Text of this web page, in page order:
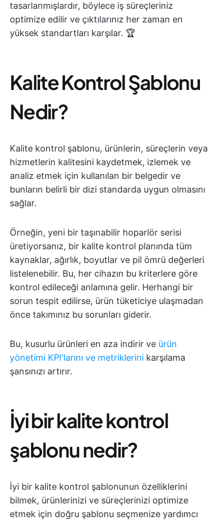
tasarlanmışlardır, böylece iş süreçleriniz
optimize edilir ve çıktılarınız her zaman en
yüksek standartları karşılar. 🏆
Kalite Kontrol Şablonu
Nedir?
Kalite kontrol şablonu, ürünlerin, süreçlerin veya
hizmetlerin kalitesini kaydetmek, izlemek ve
analiz etmek için kullanılan bir belgedir ve
bunların belirli bir dizi standarda uygun olmasını
sağlar.
Örneğin, yeni bir taşınabilir hoparlör serisi
üretiyorsanız, bir kalite kontrol planında tüm
kaynaklar, ağırlık, boyutlar ve pil ömrü değerleri
listelenebilir. Bu, her cihazın bu kriterlere göre
kontrol edileceği anlamına gelir. Herhangi bir
sorun tespit edilirse, ürün tüketiciye ulaşmadan
önce takımınız bu sorunları giderir.
Bu, kusurlu ürünleri en aza indirir ve ürün
yönetimi KPI'larını ve metriklerini karşılama
şansınızı artırır.
İyi bir kalite kontrol
şablonu nedir?
İyi bir kalite kontrol şablonunun özelliklerini
bilmek, ürünlerinizi ve süreçlerinizi optimize
etmek için doğru şablonu seçmenize yardımcı